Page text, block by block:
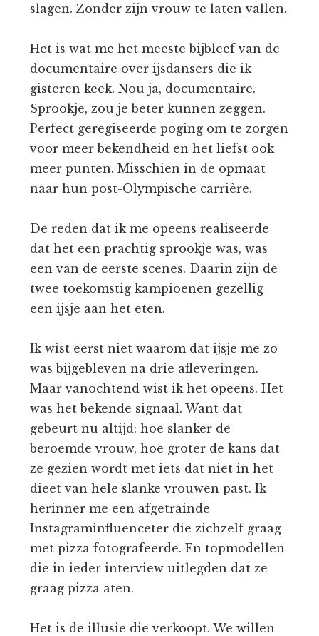
slagen. Zonder zijn vrouw te laten vallen.
Het is wat me het meeste bijbleef van de
documentaire over ijsdansers die ik
gisteren keek. Nou ja, documentaire.
Sprookje, zou je beter kunnen zeggen.
Perfect geregiseerde poging om te zorgen
voor meer bekendheid en het liefst ook
meer punten. Misschien in de opmaat
naar hun post-Olympische carrière.
De reden dat ik me opeens realiseerde
dat het een prachtig sprookje was, was
een van de eerste scenes. Daarin zijn de
twee toekomstig kampioenen gezellig
een ijsje aan het eten.
Ik wist eerst niet waarom dat ijsje me zo
was bijgebleven na drie afleveringen.
Maar vanochtend wist ik het opeens. Het
was het bekende signaal. Want dat
gebeurt nu altijd: hoe slanker de
beroemde vrouw, hoe groter de kans dat
ze gezien wordt met iets dat niet in het
dieet van hele slanke vrouwen past. Ik
herinner me een afgetrainde
Instagraminfluenceter die zichzelf graag
met pizza fotografeerde. En topmodellen
die in ieder interview uitlegden dat ze
graag pizza aten.
Het is de illusie die verkoopt. We willen